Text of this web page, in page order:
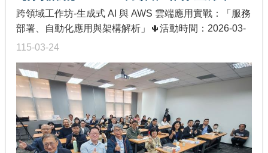
115-03-24
跨領域工作坊-生成式 AI 與 AWS 雲端應用實戰：「服務
部署、自動化應用與架構解析」🌵活動時間：2026-03-
18🌵活動地點：國立成功大學資訊工程學系 65405 室🌵
加值分項🌵活動內容：本次活動透過實務示範與架構解
析，帶領參與者了解生成式 AI 與雲端平台整合應用的完
整流程。課程首先由 idanbean 艾即思科技介紹 Kiro 開
發環境，並以實際 Demo 示範如何運用 AI 於 AWS 雲端
平台完成服務部署；接續展示 AI 驅動的瀏覽器自動化應
用，說明相關技術在自動化流程與生態系整合上的延伸